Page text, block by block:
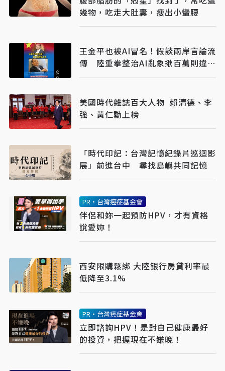
幾物，吃走大肚囊，瘦出小蠻腰
王金平也被AI冒名！假談兩岸言論流
傳 陸重拳整治AI亂象揪百萬則違規
內容
美國時代雜誌百大人物 賴清德、李
強、黃仁勳上榜
「時代印記：台灣記憶紀錄片巡迴影
展」前進台中 尋找島嶼共同記憶
PR・台灣癌症基金會
伴侶和妳一起預防HPV，才有資格
說愛妳！
西安限購鬆綁 大陸银行房貸利率最
低降至3.1%
PR・台灣癌症基金會
立即諮詢HPV！是對自己健康最好
的投資，把握現在不嫌晚！